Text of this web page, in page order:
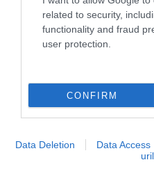
related to security,
functionality and fraud
user protection.
CONFIRM
Data Deletion Data Access
Amfiteatrul „roman”
În Italia, un amfiteatru
Regatul Unit, da. Lângă
CULTURĂ